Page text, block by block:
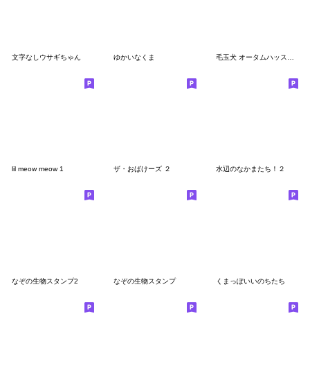
文字なしウサギちゃん ゆかいなくま
lil meow meow 1 ザ・おばけーズ ２ 水辺のなかまたち！２
なぞの生物スタンプ2 なぞの生物スタンプ くまっぽいいのちたち